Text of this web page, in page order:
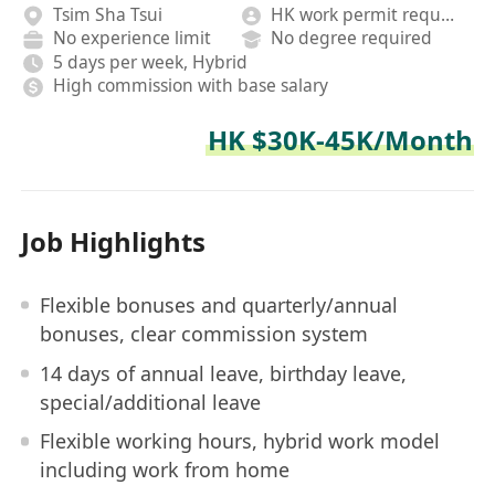
Tsim Sha Tsui
HK work permit required
No experience limit
No degree required
5 days per week, Hybrid
High commission with base salary
HK $30K-45K/Month
Job Highlights
Flexible bonuses and quarterly/annual
bonuses, clear commission system
14 days of annual leave, birthday leave,
special/additional leave
Flexible working hours, hybrid work model
including work from home